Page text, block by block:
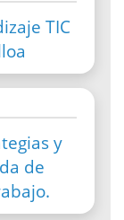
TIC
y
de